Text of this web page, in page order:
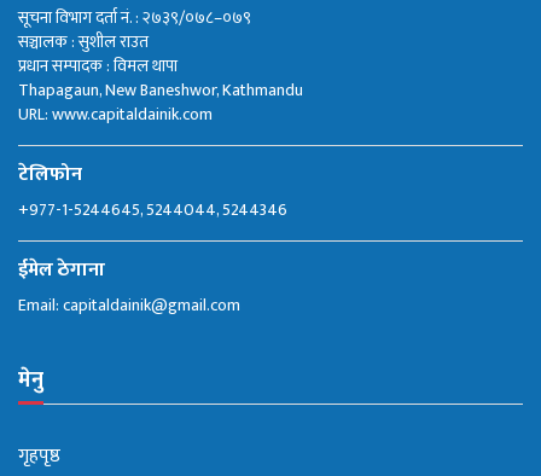
सूचना विभाग दर्ता नं. : २७३९/०७८–०७९
सञ्चालक : सुशील राउत
प्रधान सम्पादक : विमल थापा
Thapagaun, New Baneshwor, Kathmandu
URL: www.capitaldainik.com
टेलिफोन
+977-1-5244645, 5244044, 5244346
ईमेल ठेगाना
Email:capitaldainik@gmail.com
मेनु
गृहपृष्ठ